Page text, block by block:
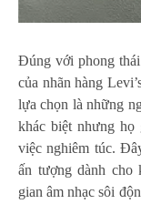
Đúng với phong
của nhãn hàng
lựa chọn là những
khác biệt nhưng họ
việc nghiêm túc.
ấn tượng dành cho
gian âm nhạc sôi